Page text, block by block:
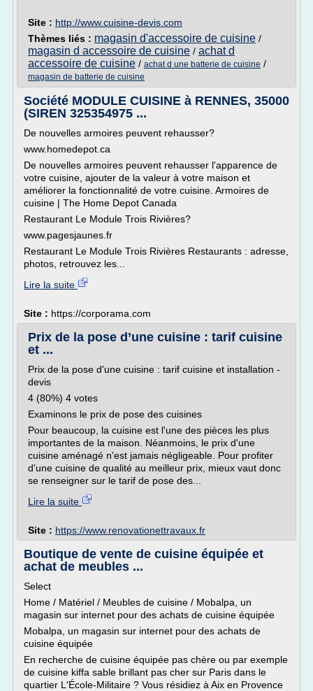
Site : http://www.cuisine-devis.com
Thèmes liés : magasin d'accessoire de cuisine /
magasin d accessoire de cuisine / achat d
accessoire de cuisine / achat d une batterie de cuisine /
magasin de batterie de cuisine
Société MODULE CUISINE à RENNES, 35000
(SIREN 325354975 ...
De nouvelles armoires peuvent rehausser?
www.homedepot.ca
De nouvelles armoires peuvent rehausser l'apparence de
votre cuisine, ajouter de la valeur à votre maison et
améliorer la fonctionnalité de votre cuisine. Armoires de
cuisine | The Home Depot Canada
Restaurant Le Module Trois Rivières?
www.pagesjaunes.fr
Restaurant Le Module Trois Rivières Restaurants : adresse,
photos, retrouvez les...
Lire la suite
Site : https://corporama.com
Prix de la pose d’une cuisine : tarif cuisine
et ...
Prix de la pose d'une cuisine : tarif cuisine et installation -
devis
4 (80%) 4 votes
Examinons le prix de pose des cuisines
Pour beaucoup, la cuisine est l'une des pièces les plus
importantes de la maison. Néanmoins, le prix d'une
cuisine aménagé n'est jamais négligeable. Pour profiter
d'une cuisine de qualité au meilleur prix, mieux vaut donc
se renseigner sur le tarif de pose des...
Lire la suite
Site : https://www.renovationettravaux.fr
Boutique de vente de cuisine équipée et
achat de meubles ...
Select
Home / Matériel / Meubles de cuisine / Mobalpa, un
magasin sur internet pour des achats de cuisine équipée
Mobalpa, un magasin sur internet pour des achats de
cuisine équipée
En recherche de cuisine équipée pas chère ou par exemple
de cuisine kiffa sable brillant pas cher sur Paris dans le
quartier L'École-Militaire ? Vous résidiez à Aix en Provence